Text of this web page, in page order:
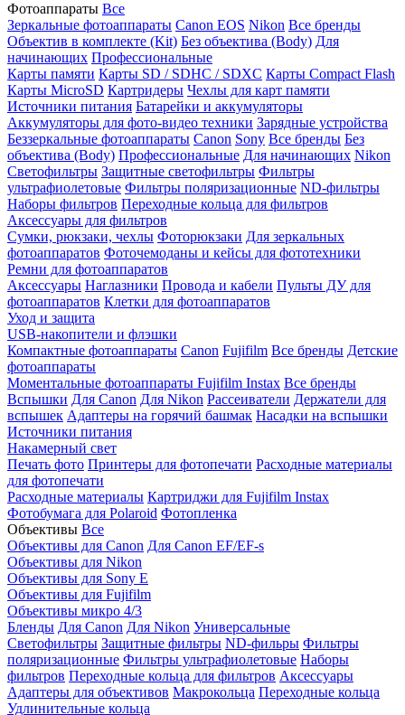
Фотоаппараты Все
Зеркальные фотоаппараты Canon EOS Nikon Все бренды
Объектив в комплекте (Kit) Без объектива (Body) Для
начинающих Профессиональные
Карты памяти Карты SD / SDHC / SDXC Карты Compact Flash
Карты MicroSD Картридеры Чехлы для карт памяти
Источники питания Батарейки и аккумуляторы
Аккумуляторы для фото-видео техники Зарядные устройства
Беззеркальные фотоаппараты Canon Sony Все бренды Без
объектива (Body) Профессиональные Для начинающих Nikon
Светофильтры Защитные светофильтры Фильтры
ультрафиолетовые Фильтры поляризационные ND-фильтры
Наборы фильтров Переходные кольца для фильтров
Аксессуары для фильтров
Сумки, рюкзаки, чехлы Фоторюкзаки Для зеркальных
фотоаппаратов Фоточемоданы и кейсы для фототехники
Ремни для фотоаппаратов
Аксессуары Наглазники Провода и кабели Пульты ДУ для
фотоаппаратов Клетки для фотоаппаратов
Уход и защита
USB-накопители и флэшки
Компактные фотоаппараты Canon Fujifilm Все бренды Детские
фотоаппараты
Моментальные фотоаппараты Fujifilm Instax Все бренды
Вспышки Для Canon Для Nikon Рассеиватели Держатели для
вспышек Адаптеры на горячий башмак Насадки на вспышки
Источники питания
Накамерный свет
Печать фото Принтеры для фотопечати Расходные материалы
для фотопечати
Расходные материалы Картриджи для Fujifilm Instax
Фотобумага для Polaroid Фотопленка
Объективы Все
Объективы для Canon Для Canon EF/EF-s
Объективы для Nikon
Объективы для Sony E
Объективы для Fujifilm
Объективы микро 4/3
Бленды Для Canon Для Nikon Универсальные
Светофильтры Защитные фильтры ND-фильры Фильтры
поляризационные Фильтры ультрафиолетовые Наборы
фильтров Переходные кольца для фильтров Аксессуары
Адаптеры для объективов Макрокольца Переходные кольца
Удлинительные кольца